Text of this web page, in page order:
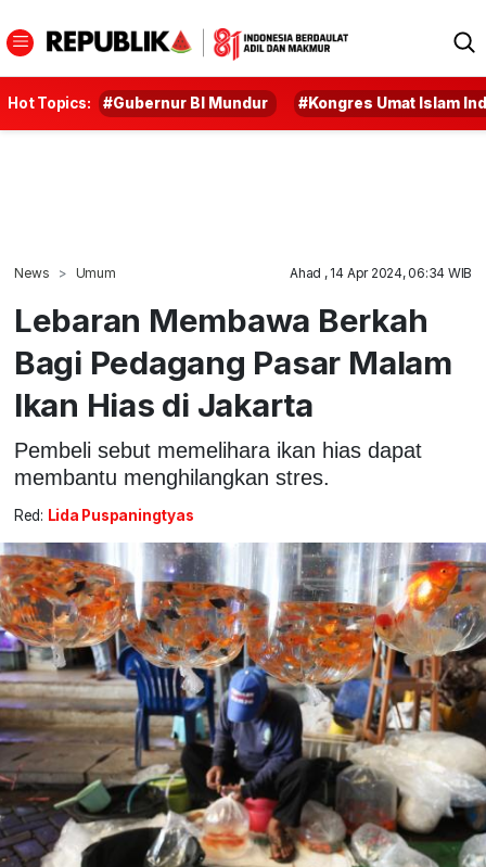
Hot Topics: #Gubernur BI Mundur #Kongres Umat Islam
News Umum Ahad , 14 Apr 2024, 06:34 WIB
Lebaran Membawa Berkah
Bagi Pedagang Pasar Malam
Ikan Hias di Jakarta
Pembeli sebut memelihara ikan hias dapat
membantu menghilangkan stres.
Red: Lida Puspaningtyas